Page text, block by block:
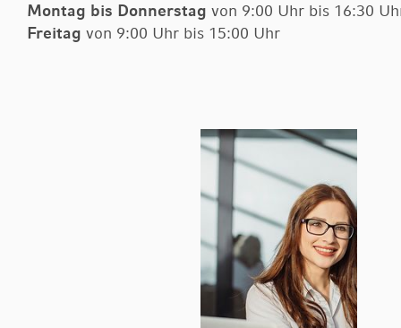
Montag bis Donnerstag von 9:00 Uhr bis 16:30
Freitag von 9:00 Uhr bis 15:00 Uhr